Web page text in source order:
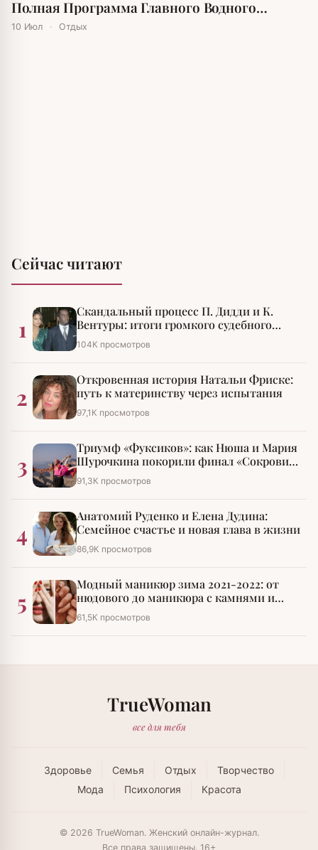
Полная Программа Главного Водного
Праздника Лета
10 Июл · Отдых
Сейчас читают
1
Скандальный процесс П. Дидди и К.
Вентуры: итоги громкого судебного
разбирательства
104К просмотров
2
Откровенная история Натальи Фриске:
путь к материнству через испытания
97,1К просмотров
3
Триумф «Фуксиков»: как Нюша и Мария
Шурочкина покорили финал «Сокровищ
императора»
91,3К просмотров
4
Анатомий Руденко и Елена Дудина:
Семейное счастье и новая глава в жизни
86,9К просмотров
5
Модный маникюр зима 2021-2022: от
нюдового до маникюра с камнями и
стразами
61,5К просмотров
TrueWoman
все для тебя
Здоровье Семья Отдых
Творчество
Мода
Психология Красота
© 2026 TrueWoman. Женский онлайн-журнал.
Все права защищены. 16+